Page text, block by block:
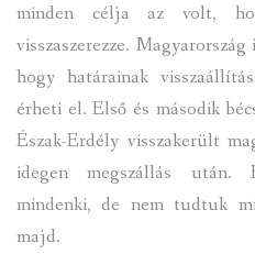
minden célja az volt,
visszaszerezze.
hogy határainak
érheti el. Első és második
Észak-Erdély visszakerült
idegen megszállás
mindenki, de nem tudtuk
majd.